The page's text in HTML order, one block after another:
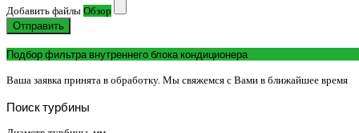
Добавить файлы Обзор
Отправить
Подбор фильтра внутреннего блока кондиционера
Ваша заявка принята в обработку. Мы свяжемся с Вами в ближайшее время
Поисктурбины